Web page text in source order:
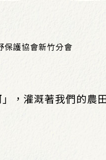
保護協會新竹分會
，灌溉著我們的農